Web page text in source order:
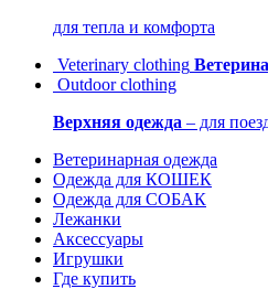
для тепла и комфорта
Veterinary clothing
Outdoor clothing
Верхняя одежда – для
Ветеринарная одежда
Одежда для КОШЕК
Одежда для СОБАК
Лежанки
Аксессуары
Игрушки
Где купить